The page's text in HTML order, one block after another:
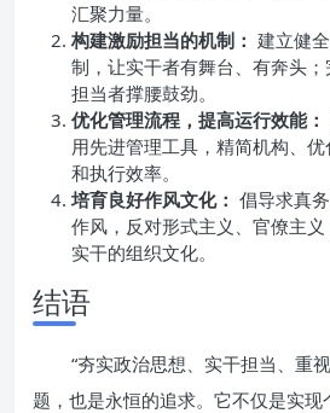
汇聚力量。
构建激励担当的机制： 建立健
制，让实干者有舞台、有奔头
担当者撑腰鼓劲。
优化管理流程，提高运行效能：
用先进管理工具，精简机构、
和执行效率。
培育良好作风文化： 倡导求真
作风，反对形式主义、官僚主
实干的组织文化。
结语
“夯实政治思想、实干担当、重
题，也是永恒的追求。它不仅是实现